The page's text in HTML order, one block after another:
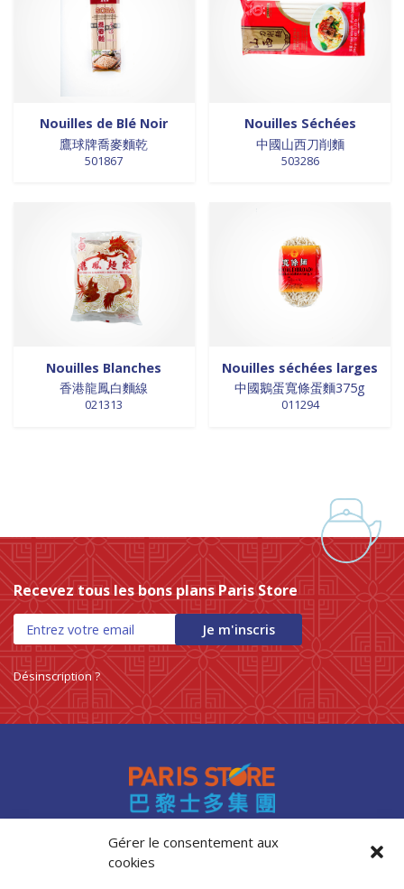
Gérer le consentement aux
cookies
Nouilles de Blé Noir
鷹球牌喬麥麵乾
501867
Nouilles Séchées
中國山西刀削麵
503286
Nouilles Blanches
香港龍鳳白麵線
021313
Nouilles séchées larges
中國鵝蛋寬條蛋麵375g
011294
Recevez tous les bons plans Paris Store
Je m'inscris
Désinscription ?
Accès professionnels